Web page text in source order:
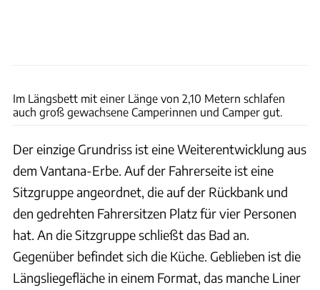
Im Längsbett mit einer Länge von 2,10 Metern schlafen
auch groß gewachsene Camperinnen und Camper gut.
Der einzige Grundriss ist eine Weiterentwicklung aus
dem Vantana-Erbe. Auf der Fahrerseite ist eine
Sitzgruppe angeordnet, die auf der Rückbank und
den gedrehten Fahrersitzen Platz für vier Personen
hat. An die Sitzgruppe schließt das Bad an.
Gegenüber befindet sich die Küche. Geblieben ist die
Längsliegefläche in einem Format, das manche Liner